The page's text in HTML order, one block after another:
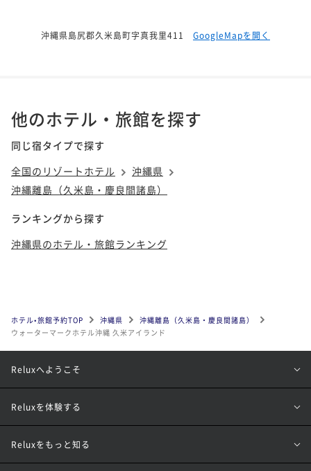
沖縄県島尻郡久米島町字真我里411 GoogleMapを開く
他のホテル・旅館を探す
同じ宿タイプで探す
全国のリゾートホテル
沖縄県
沖縄離島（久米島・慶良間諸島）
ランキングから探す
沖縄県のホテル・旅館ランキング
ホテル•旅館予約TOP 沖縄県
沖縄離島（久米島・慶良間諸島）
ウォーターマークホテル沖縄 久米アイランド
Reluxへようこそ
Reluxを体験する
Reluxをもっと知る